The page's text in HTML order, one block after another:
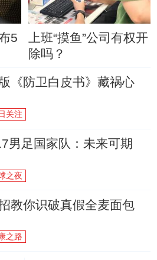
5
上班“摸鱼”公司有权开
除吗？
《防卫白皮书》藏祸心
关注
男足国家队：未来可期
之夜
教你识破真假全麦面包
之路